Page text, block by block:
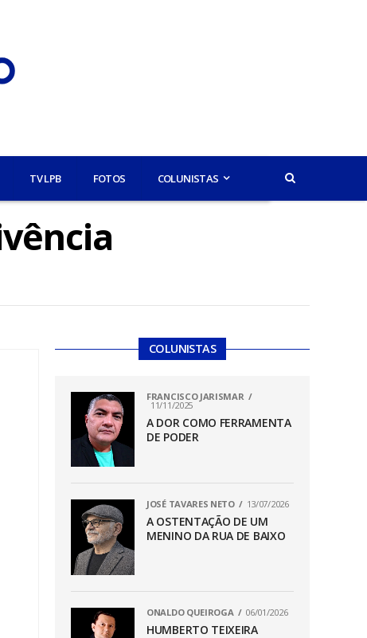
TV LPB FOTOS COLUNISTAS
COLUNISTAS
FRANCISCO JARISMAR
11/11/2025
A DOR COMO FERRAMENTA
DE PODER
JOSÉ TAVARES NETO 13/07/2026
A OSTENTAÇÃO DE UM
MENINO DA RUA DE BAIXO
ONALDO QUEIROGA 06/01/2026
HUMBERTO TEIXEIRA